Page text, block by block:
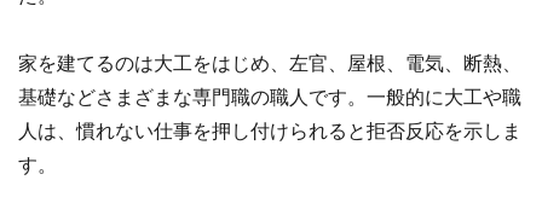
家を建てるのは大工をはじめ、左官、屋根、電気、断熱、
基礎などさまざまな専門職の職人です。一般的に大工や職
人は、慣れない仕事を押し付けられると拒否反応を示しま
す。